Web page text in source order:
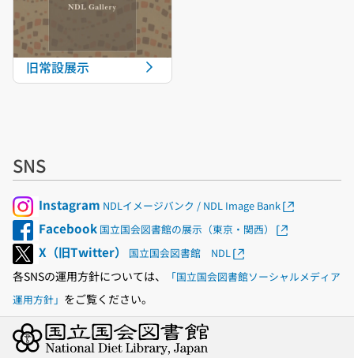
旧常設展示
SNS
Instagram NDLイメージバンク / NDL Image Bank
Facebook 国立国会図書館の展示（東京・関西）
X（旧Twitter） 国立国会図書館 NDL
各SNSの運用方針については、
「国立国会図書館ソーシャルメディア
運用方針」 をご覧ください。